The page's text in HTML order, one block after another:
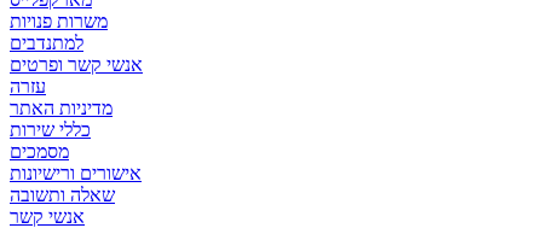
משרות פנויות
למתנדבים
אנשי קשר ופרטים
עזרה
מדיניות האתר
כללי שירות
מסמכים
אישורים ורישיונות
שאלה ותשובה
אנשי קשר